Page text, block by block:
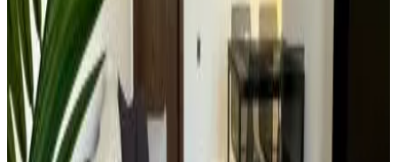
appartamento para tu estancia
Ver fotos
Apartamento de 2 dormitorios
Apartamento
Info Detalles de la habitación